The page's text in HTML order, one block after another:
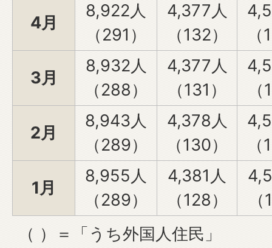
4月
8,922人
（291）
4,377人
（132）
3月
8,932人
（288）
4,377人
（131）
2月
8,943人
（289）
4,378人
（130）
1月
8,955人
（289）
4,381人
（128）
（ ）＝「うち外国人住民」